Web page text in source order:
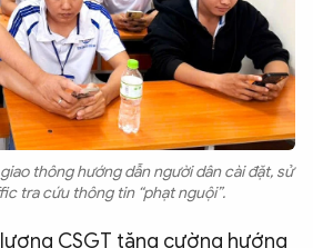
thông hướng dẫn người dân cài đặt, sử
tra cứu thông tin “phạt nguội”.
CSGT tăng cường hướng